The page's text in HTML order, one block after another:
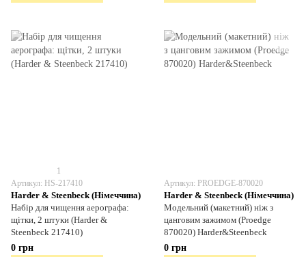
1
Артикул: HS-217410
Harder & Steenbeck (Німеччина)
Набір для чищення аерографа:
щітки, 2 штуки (Harder &
Steenbeck 217410)
0 грн
Артикул: PROEDGE-870020
Harder & Steenbeck (Німеччина)
Модельний (макетний) ніж з
цанговим зажимом (Proedge
870020) Harder&Steenbeck
0 грн